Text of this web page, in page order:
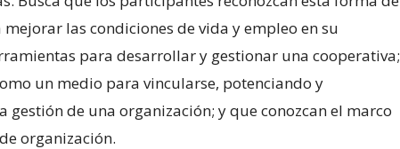
las condiciones de vida y empleo en su
para desarrollar y gestionar una cooperativa;
un medio para vincularse, potenciando y
de una organización; y que conozcan el marco
organización.